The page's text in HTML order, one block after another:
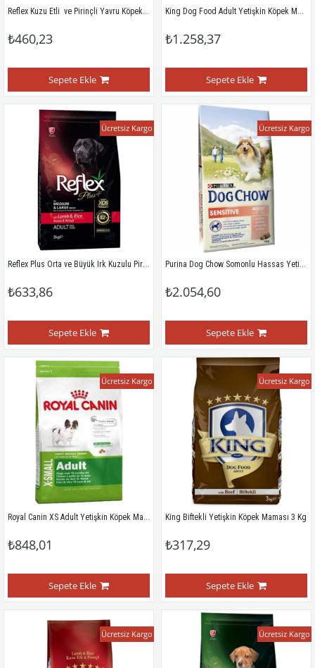
Reflex Kuzu Etli  ve Pirinçli Yavru Köpek Maması 3 Kg
₺460,23
Sepete Ekle
King Dog Food Adult Yetişkin Köpek Maması 20 Kg
₺1.258,37
Sepete Ekle
Reflex Plus Orta ve Büyük Irk Kuzulu Pirinçli Yetişkin Köpek Maması 3 Kg
₺633,86
Sepete Ekle
Ücretsiz Kargo
Purina Dog Chow Somonlu Hassas Yetişkin Köpek Maması 14 Kg
₺2.054,60
Sepete Ekle
Ücretsiz Kargo
Royal Canin XS Adult Yetişkin Köpek Maması 1,5 Kg
₺848,01
Sepete Ekle
Ücretsiz Kargo
King Biftekli Yetişkin Köpek Maması 3 Kg
₺317,29
Sepete Ekle
Ücretsiz Kargo
Ücretsiz Kargo Ücretsiz Kargo